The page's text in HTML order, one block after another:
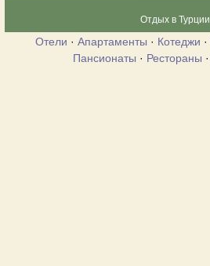
Отдых в Турции
Отели · Апартаменты · Котеджи ·
Пансионаты · Рестораны ·